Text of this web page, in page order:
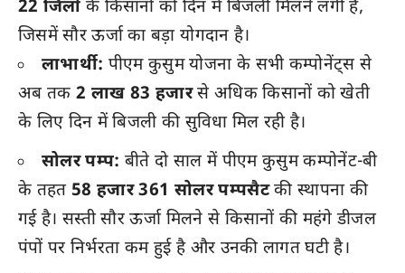
22 जिलों के किसानों को दिन में बिजली मिलने लगी है,
जिसमें सौर ऊर्जा का बड़ा योगदान है।
लाभार्थी: पीएम कुसुम योजना के सभी कम्पोनेंट्स से
अब तक2 लाख 83 हजारसे अधिक किसानों को खेती
के लिए दिन में बिजली की सुविधा मिल रही है।
सोलर पम्प: बीते दो साल में पीएम कुसुम कम्पोनेंट-बी
के तहत 58 हजार 361 सोलर पम्पसैटकी स्थापना की
गई है। सस्ती सौर ऊर्जा मिलने से किसानों की महंगे डीजल
पंपों पर निर्भरता कम हुई है और उनकी लागत घटी है।